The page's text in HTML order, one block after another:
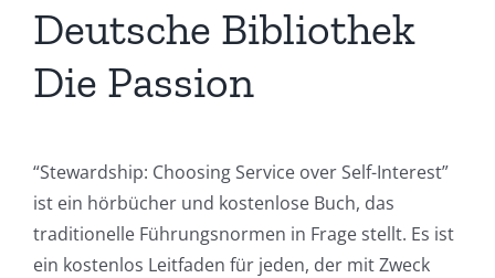
Deutsche Bibliothek
Die Passion
“Stewardship: Choosing Service over Self-Interest”
ist ein hörbücher und kostenlose Buch, das
traditionelle Führungsnormen in Frage stellt. Es ist
ein kostenlos Leitfaden für jeden, der mit Zweck